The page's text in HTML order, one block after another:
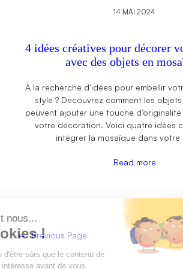
14 MAI 2024
4 idées créatives pour décorer
avec des objets en
À la recherche d’idées pour embellir
style ? Découvrez comment les
peuvent ajouter une touche d’originalité
votre décoration. Voici quatre idées
intégrer la mosaïque dans votre
Read more
← Previous Page